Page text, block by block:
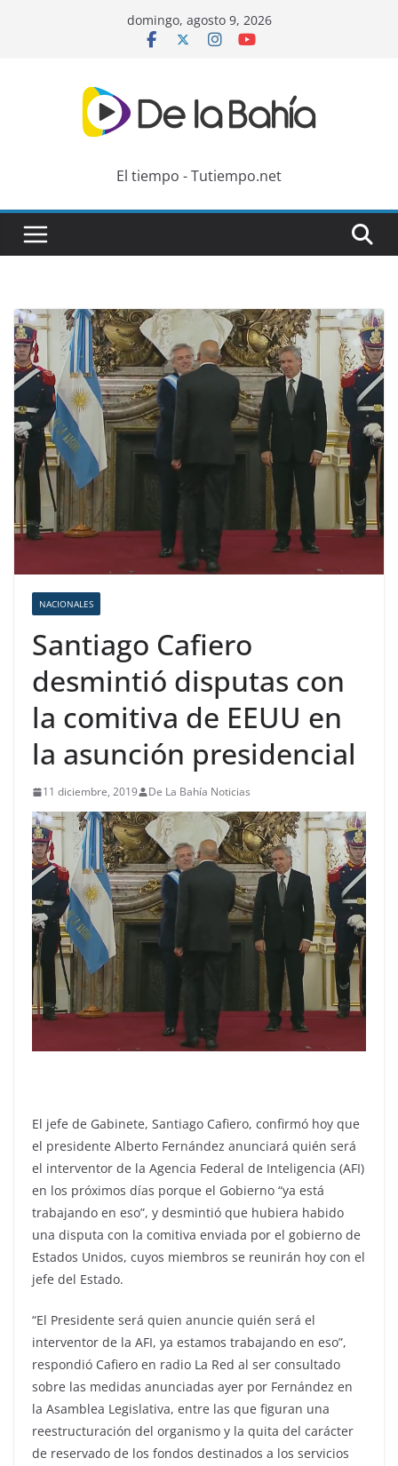
domingo, agosto 9, 2026
El tiempo - Tutiempo.net
NACIONALES
Santiago Cafiero
desmintió disputas con
la comitiva de EEUU en
la asunción presidencial
11 diciembre, 2019 De La Bahía Noticias
El jefe de Gabinete, Santiago Cafiero, confirmó hoy que
el presidente Alberto Fernández anunciará quién será
el interventor de la Agencia Federal de Inteligencia (AFI)
en los próximos días porque el Gobierno “ya está
trabajando en eso”, y desmintió que hubiera habido
una disputa con la comitiva enviada por el gobierno de
Estados Unidos, cuyos miembros se reunirán hoy con el
jefe del Estado.
“El Presidente será quien anuncie quién será el
interventor de la AFI, ya estamos trabajando en eso”,
respondió Cafiero en radio La Red al ser consultado
sobre las medidas anunciadas ayer por Fernández en
la Asamblea Legislativa, entre las que figuran una
reestructuración del organismo y la quita del carácter
de reservado de los fondos destinados a los servicios